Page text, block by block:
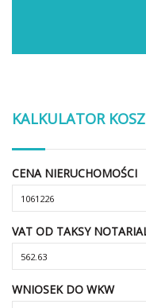
KALKULATOR
CENA NIERUCHOMOŚCI
VAT OD TAKSY
WNIOSEK DO WKW